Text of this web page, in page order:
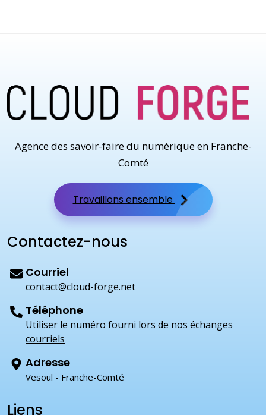
Agence des savoir-faire du numérique en Franche-
Comté
Travaillons ensemble
Contactez-nous
Courriel
contact@cloud-forge.net
Téléphone
Utiliser le numéro fourni lors de nos échanges
courriels
Adresse
Vesoul - Franche-Comté
Liens